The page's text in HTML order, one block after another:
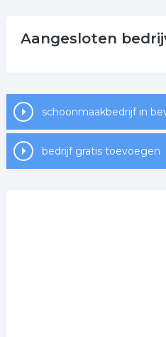
Aangesloten
schoonmaakbedrijf in
bedrijf gratis toevoegen